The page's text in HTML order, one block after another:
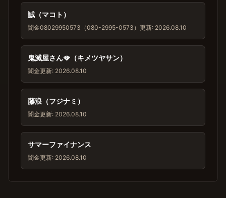
誠（マコト）
闇金08029950573（080-2995-0573） 更新: 2026.08.10
鬼滅屋さん🪭（キメツヤサン）
闇金更新: 2026.08.10
藤浪（フジナミ）
闇金更新: 2026.08.10
サマーファイナンス
闇金更新: 2026.08.10